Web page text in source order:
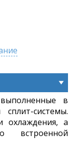
в
системы.
охлаждения, а
встроенной